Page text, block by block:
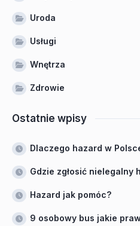
Uroda
Usługi
Wnętrza
Zdrowie
Ostatnie wpisy
Dlaczego hazard w
Gdzie zgłosić nielegalny
Hazard jak pomóc?
9 osobowy bus jakie